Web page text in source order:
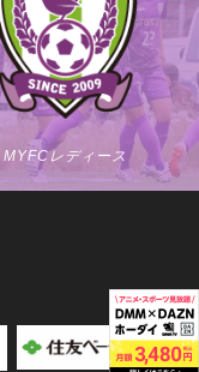
MYFCレディース